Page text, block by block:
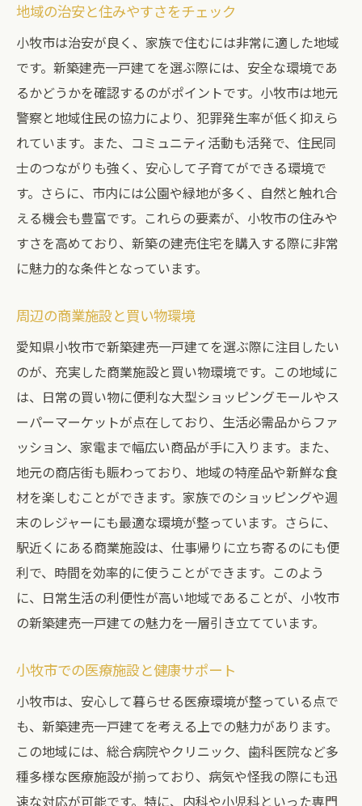
地域の治安と住みやすさをチェック
小牧市は治安が良く、家族で住むには非常に適した地域
です。新築建売一戸建てを選ぶ際には、安全な環境であ
るかどうかを確認するのがポイントです。小牧市は地元
警察と地域住民の協力により、犯罪発生率が低く抑えら
れています。また、コミュニティ活動も活発で、住民同
士のつながりも強く、安心して子育てができる環境で
す。さらに、市内には公園や緑地が多く、自然と触れ合
える機会も豊富です。これらの要素が、小牧市の住みや
すさを高めており、新築の建売住宅を購入する際に非常
に魅力的な条件となっています。
周辺の商業施設と買い物環境
愛知県小牧市で新築建売一戸建てを選ぶ際に注目したい
のが、充実した商業施設と買い物環境です。この地域に
は、日常の買い物に便利な大型ショッピングモールやス
ーパーマーケットが点在しており、生活必需品からファ
ッション、家電まで幅広い商品が手に入ります。また、
地元の商店街も賑わっており、地域の特産品や新鮮な食
材を楽しむことができます。家族でのショッピングや週
末のレジャーにも最適な環境が整っています。さらに、
駅近くにある商業施設は、仕事帰りに立ち寄るのにも便
利で、時間を効率的に使うことができます。このよう
に、日常生活の利便性が高い地域であることが、小牧市
の新築建売一戸建ての魅力を一層引き立てています。
小牧市での医療施設と健康サポート
小牧市は、安心して暮らせる医療環境が整っている点で
も、新築建売一戸建てを考える上での魅力があります。
この地域には、総合病院やクリニック、歯科医院など多
種多様な医療施設が揃っており、病気や怪我の際にも迅
速な対応が可能です。特に、内科や小児科といった専門